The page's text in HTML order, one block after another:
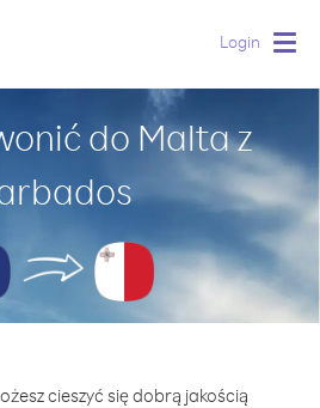
Login
do Malta z
cieszyć się dobrą jakością